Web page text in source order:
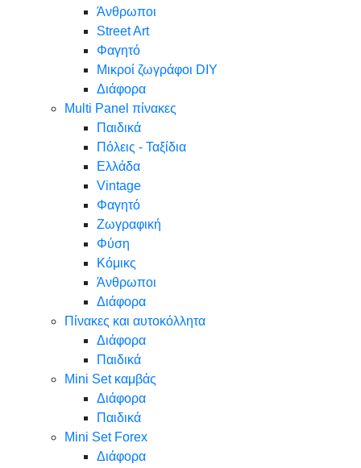
Άνθρωποι
Street Art
Φαγητό
Μικροί ζωγράφοι DIY
Διάφορα
Multi Panel πίνακες
Παιδικά
Πόλεις - Ταξίδια
Ελλάδα
Vintage
Φαγητό
Ζωγραφική
Φύση
Κόμικς
Άνθρωποι
Διάφορα
Πίνακες και αυτοκόλλητα
Διάφορα
Παιδικά
Mini Set καμβάς
Διάφορα
Παιδικά
Mini Set Forex
Διάφορα